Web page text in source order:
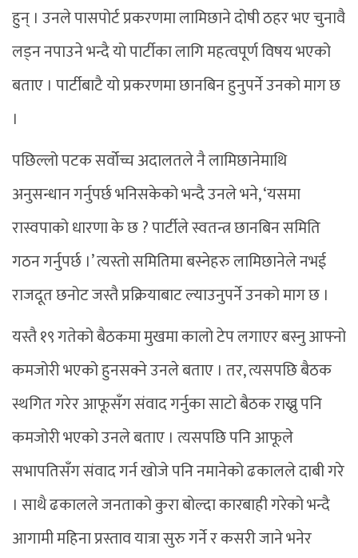
हुन् । उनले पासपोर्ट प्रकरणमा लामिछाने दोषी ठहर भए चुनावै
लड्न नपाउने भन्दै यो पार्टीका लागि महत्वपूर्ण विषय भएको
बताए । पार्टीबाटै यो प्रकरणमा छानबिन हुनुपर्ने उनको माग छ
।
पछिल्लो पटक सर्वोच्च अदालतले नै लामिछानेमाथि
अनुसन्धान गर्नुपर्छ भनिसकेको भन्दै उनले भने, ‘यसमा
रास्वपाको धारणा के छ ? पार्टीले स्वतन्त्र छानबिन समिति
गठन गर्नुपर्छ ।’ त्यस्तो समितिमा बस्नेहरु लामिछानेले नभई
राजदूत छनोट जस्तै प्रक्रियाबाट ल्याउनुपर्ने उनको माग छ ।
यस्तै १९ गतेको बैठकमा मुखमा कालो टेप लगाएर बस्नु आफ्नो
कमजोरी भएको हुनसक्ने उनले बताए । तर, त्यसपछि बैठक
स्थगित गरेर आफूसँग संवाद गर्नुका साटो बैठक राख्नु पनि
कमजोरी भएको उनले बताए । त्यसपछि पनि आफूले
सभापतिसँग संवाद गर्न खोजे पनि नमानेको ढकालले दाबी गरे
। साथै ढकालले जनताको कुरा बोल्दा कारबाही गरेको भन्दै
आगामी महिना प्रस्ताव यात्रा सुरु गर्ने र कसरी जाने भनेर